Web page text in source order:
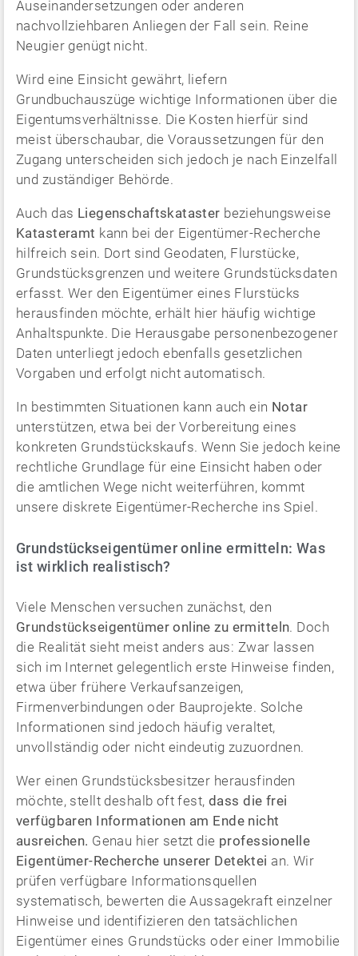
Auseinandersetzungen oder anderen
nachvollziehbaren Anliegen der Fall sein. Reine
Neugier genügt nicht.
Wird eine Einsicht gewährt, liefern
Grundbuchauszüge wichtige Informationen über die
Eigentumsverhältnisse. Die Kosten hierfür sind
meist überschaubar, die Voraussetzungen für den
Zugang unterscheiden sich jedoch je nach Einzelfall
und zuständiger Behörde.
Auch das Liegenschaftskataster beziehungsweise
Katasteramt kann bei der Eigentümer-Recherche
hilfreich sein. Dort sind Geodaten, Flurstücke,
Grundstücksgrenzen und weitere Grundstücksdaten
erfasst. Wer den Eigentümer eines Flurstücks
herausfinden möchte, erhält hier häufig wichtige
Anhaltspunkte. Die Herausgabe personenbezogener
Daten unterliegt jedoch ebenfalls gesetzlichen
Vorgaben und erfolgt nicht automatisch.
In bestimmten Situationen kann auch ein Notar
unterstützen, etwa bei der Vorbereitung eines
konkreten Grundstückskaufs. Wenn Sie jedoch keine
rechtliche Grundlage für eine Einsicht haben oder
die amtlichen Wege nicht weiterführen, kommt
unsere diskrete Eigentümer-Recherche ins Spiel.
Grundstückseigentümer online ermitteln: Was
ist wirklich realistisch?
Viele Menschen versuchen zunächst, den
Grundstückseigentümer online zu ermitteln. Doch
die Realität sieht meist anders aus: Zwar lassen
sich im Internet gelegentlich erste Hinweise finden,
etwa über frühere Verkaufsanzeigen,
Firmenverbindungen oder Bauprojekte. Solche
Informationen sind jedoch häufig veraltet,
unvollständig oder nicht eindeutig zuzuordnen.
Wer einen Grundstücksbesitzer herausfinden
möchte, stellt deshalb oft fest, dass die frei
verfügbaren Informationen am Ende nicht
ausreichen. Genau hier setzt die professionelle
Eigentümer-Recherche unserer Detektei an. Wir
prüfen verfügbare Informationsquellen
systematisch, bewerten die Aussagekraft einzelner
Hinweise und identifizieren den tatsächlichen
Eigentümer eines Grundstücks oder einer Immobilie